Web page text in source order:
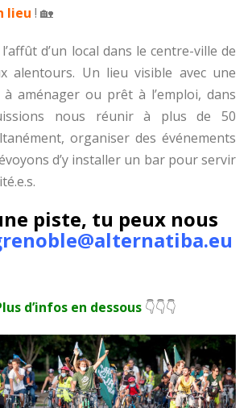
lieu ! 🏡
d’un local dans le centre-ville de
alentours. Un lieu visible avec une
aménager ou prêt à l’emploi, dans
nous réunir à plus de 50
organiser des événements
d’y installer un bar pour servir
piste, tu peux nous
d’infos en dessous👇👇👇